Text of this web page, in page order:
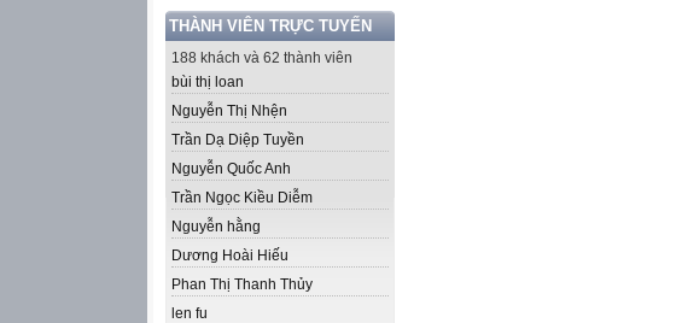
THÀNH VIÊN TRỰC TUYẾN
188 khách và 62 thành viên
bùi thị loan
Nguyễn Thị Nhện
Trần Dạ Diệp Tuyền
Nguyễn Quốc Anh
Trần Ngọc Kiều Diễm
Nguyễn hằng
Dương Hoài Hiếu
Phan Thị Thanh Thủy
len fu